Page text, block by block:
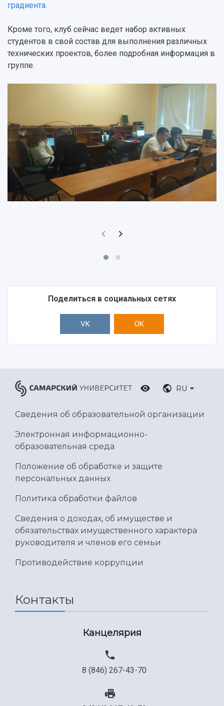
градиента.
Кроме того, клуб сейчас ведет набор активных
студентов в свой состав для выполнения различных
технических проектов, более подробная информация в
группе.
Поделиться в социальных сетях
VK OK
RU
Сведения об образовательной организации
Электронная информационно-
образовательная среда
Положение об обработке и защите
персональных данных
Политика обработки файлов
Сведения о доходах, об имуществе и
обязательствах имущественного характера
руководителя и членов его семьи
Противодействие коррупции
Контакты
Канцелярия
8 (846) 267-43-70